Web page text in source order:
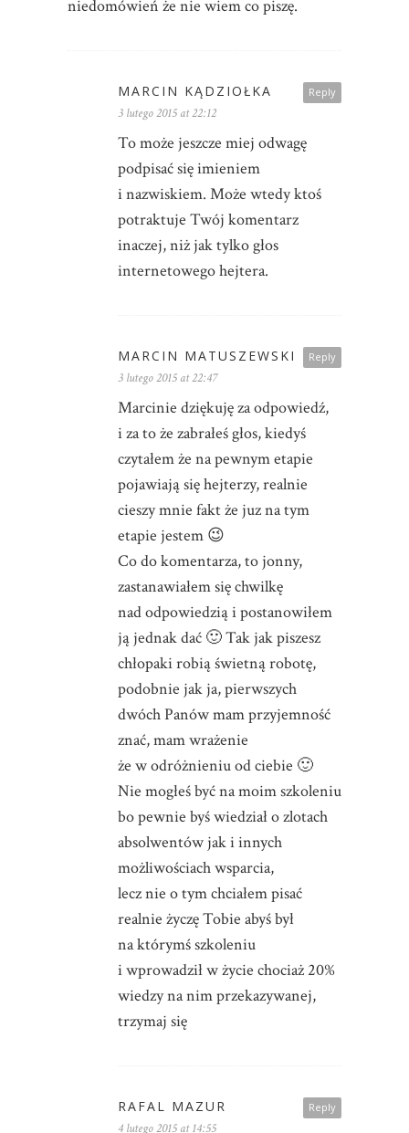
niedomówień że nie wiem co piszę.
Reply
MARCIN KĄDZIOŁKA
3 lutego 2015 at 22:12
To może jeszcze miej odwagę
podpisać się imieniem
i nazwiskiem. Może wtedy ktoś
potraktuje Twój komentarz
inaczej, niż jak tylko głos
internetowego hejtera.
Reply
MARCIN MATUSZEWSKI
3 lutego 2015 at 22:47
Marcinie dziękuję za odpowiedź,
i za to że zabrałeś głos, kiedyś
czytałem że na pewnym etapie
pojawiają się hejterzy, realnie
cieszy mnie fakt że juz na tym
etapie jestem 😉
Co do komentarza, to jonny,
zastanawiałem się chwilkę
nad odpowiedzią i postanowiłem
ją jednak dać 🙂 Tak jak piszesz
chłopaki robią świetną robotę,
podobnie jak ja, pierwszych
dwóch Panów mam przyjemność
znać, mam wrażenie
że w odróżnieniu od ciebie 🙂
Nie mogłeś być na moim szkoleniu
bo pewnie byś wiedział o zlotach
absolwentów jak i innych
możliwościach wsparcia,
lecz nie o tym chciałem pisać
realnie życzę Tobie abyś był
na którymś szkoleniu
i wprowadził w życie chociaż 20%
wiedzy na nim przekazywanej,
trzymaj się
Reply
RAFAL MAZUR
4 lutego 2015 at 14:55